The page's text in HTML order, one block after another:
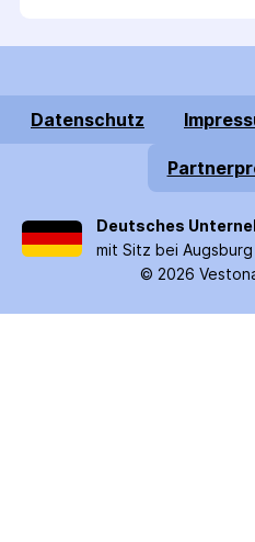
Datenschutz
Deutsches
mit Sitz bei Augsburg
© 2026